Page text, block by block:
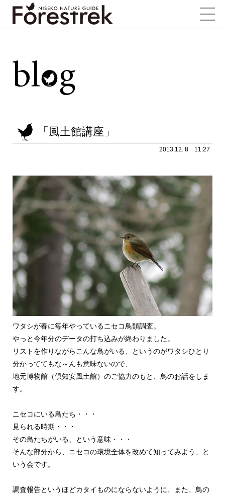
2013.12. 8 11:27
「風土館講座」
ワタシが春に毎年やっているニセコ鳥類調査。
やっと今年分のデータの打ち込みが終わりました。
リストを作りながらこんな鳥がいる、というのがワタシひとり
分かっててもな～んも意味ないので、
地元博物館（倶知安風土館）のご協力のもと、鳥のお話をしま
す。
ニセコにいる鳥たち・・・
見られる時期・・・
その鳥たちがいる、という意味・・・
そんな部分から、ニセコの環境全体を改めて知ってみよう、と
いう会です。
調査報告というほどカタイものにならないように、また、鳥の